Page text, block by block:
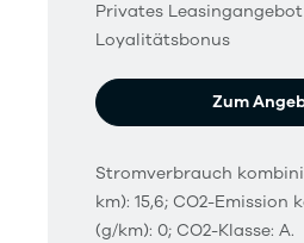
Privates
Loyalitätsbonus
Zum
Stromverbrauch
km): 15,6; CO2-Emission
(g/km): 0; CO2-Klasse: A.